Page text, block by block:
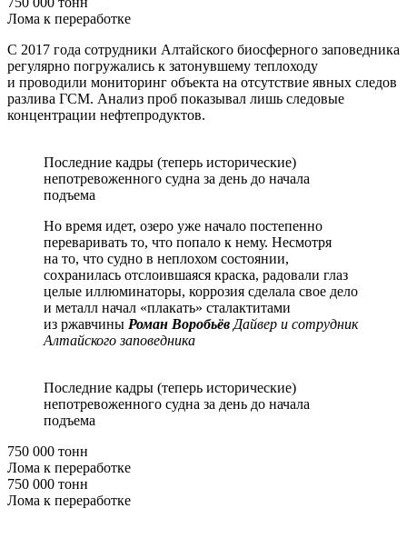
Лома к переработке
С 2017 года сотрудники Алтайского биосферного заповедника
регулярно погружались к затонувшему теплоходу
и проводили мониторинг объекта на отсутствие явных следов
разлива ГСМ. Анализ проб показывал лишь следовые
концентрации нефтепродуктов.
Последние кадры (теперь исторические)
непотревоженного судна за день до начала
подъема
Но время идет, озеро уже начало постепенно
переваривать то, что попало к нему. Несмотря
на то, что судно в неплохом состоянии,
сохранилась отслоившаяся краска, радовали глаз
целые иллюминаторы, коррозия сделала свое дело
и металл начал «плакать» сталактитами
из ржавчины Роман Воробьёв Дайвер и сотрудник
Алтайского заповедника
Последние кадры (теперь исторические)
непотревоженного судна за день до начала
подъема
750 000 тонн
Лома к переработке
750 000 тонн
Лома к переработке